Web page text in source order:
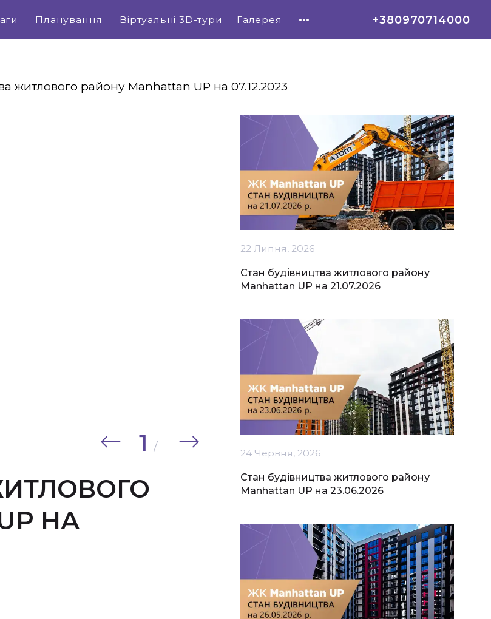
Планування Віртуальні 3D-тури Галерея +380970714000
житлового району Manhattan UP на 07.12.2023
1 /
НА
22 Липня, 2026
Стан будівництва житлового району
Manhattan UP на 21.07.2026
24 Червня, 2026
Стан будівництва житлового району
Manhattan UP на 23.06.2026